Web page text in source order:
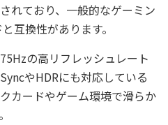
れており、一般的なゲーミン
互換性があります。
の高リフレッシュレート
やHDRにも対応している
カードやゲーム環境で滑らか